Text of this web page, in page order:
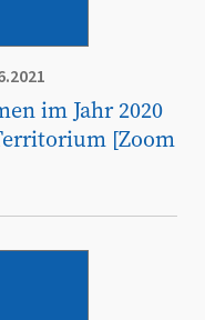
im Jahr 2020
[Zoom